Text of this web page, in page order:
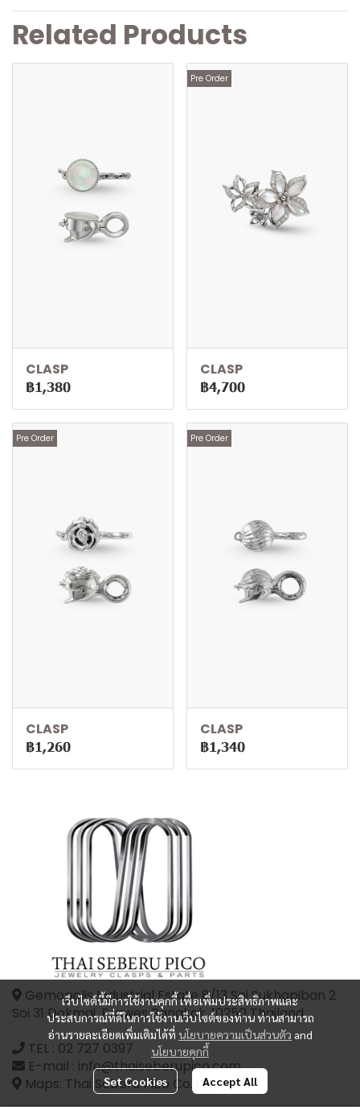
Related Products
CLASP
฿1,380
Pre Order
CLASP
฿4,700
Pre Order
CLASP
฿1,260
Pre Order
CLASP
฿1,340
เว็บไซต์นี้มีการใช้งานคุกกี้ เพื่อเพิ่มประสิทธิภาพและ
ประสบการณ์ที่ดีในการใช้งานเว็บไซต์ของท่าน ท่านสามารถ
อ่านรายละเอียดเพิ่มเติมได้ที่ นโยบายความเป็นส่วนตัว and
นโยบายคุกกี้
Set Cookies Accept All
Gemopolis Industrial Estate 8/13 Soi Sukhapiban 2
Soi 31 Dokmai, Prawes Bangkok, 10250 Thailand
TEL : 02 727 0397
E-mail : info@thaiseberupico.com
Maps: Thai Seberu Pico Co.,Ltd.